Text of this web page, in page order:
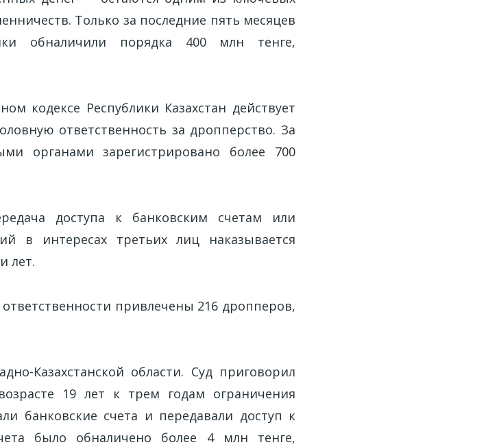
Только за последние пять месяцев
обналичили порядка 400 млн тенге,
кодексе Республики Казахстан действует
ответственность за дропперство. За
органами зарегистрировано более 700
доступа к банковским счетам или
в интересах третьих лиц наказывается
лет.
привлечены 216 дропперов,
Казахстанской области. Суд приговорил
19 лет к трем годам ограничения
банковские счета и передавали доступ к
было обналичено более 4 млн тенге,